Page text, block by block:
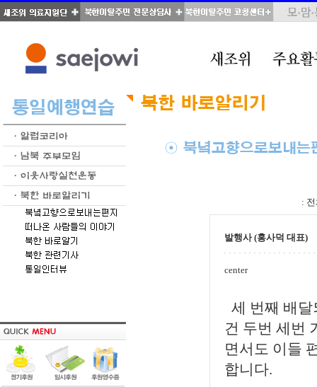
:
발행사 (홍사덕 대표)
center
세 번째 배
건 두번 세번
면서도 이들
합니다.